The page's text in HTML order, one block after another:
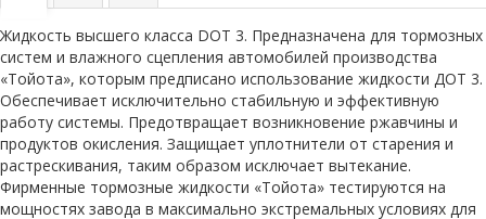
Жидкость высшего класса DOT 3. Предназначена для тормозных
систем и влажного сцепления автомобилей производства
«Тойота», которым предписано использование жидкости ДОТ 3.
Обеспечивает исключительно стабильную и эффективную
работу системы. Предотвращает возникновение ржавчины и
продуктов окисления. Защищает уплотнители от старения и
растрескивания, таким образом исключает вытекание.
Фирменные тормозные жидкости «Тойота» тестируются на
мощностях завода в максимально экстремальных условиях для